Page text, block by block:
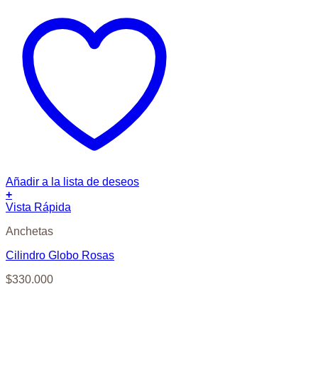
Añadir a la lista de deseos
+
Vista Rápida
Anchetas
Cilindro Globo Rosas
$330.000